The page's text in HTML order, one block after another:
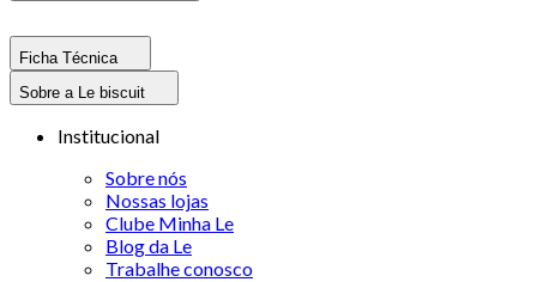
Ficha Técnica
Sobre a Le biscuit
Institucional
Sobre nós
Nossas lojas
Clube Minha Le
Blog da Le
Trabalhe conosco